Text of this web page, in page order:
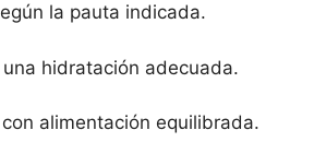
la pauta indicada.
hidratación adecuada.
alimentación equilibrada.